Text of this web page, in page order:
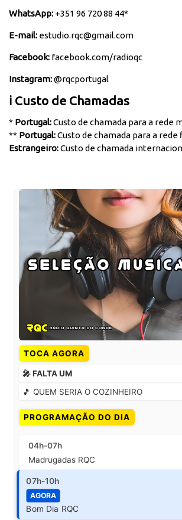
WhatsApp: +351 96 720 88 44*
E-mail: estudio.rqc@gmail.com
Facebook: facebook.com/radioqc
Instagram:@rqcportugal
ℹ️ Custo de Chamadas
* Portugal:Custo de chamada para a rede
** Portugal:Custo de chamada para a rede
Estrangeiro:Custo de chamada
TOCA AGORA
🎤 FALTA UM
🎵 QUEM SERIA O COZINHEIRO
PROGRAMAÇÃO DO DIA
04h-07h
Madrugadas RQC
07h-10h
AGORA
Bom Dia RQC